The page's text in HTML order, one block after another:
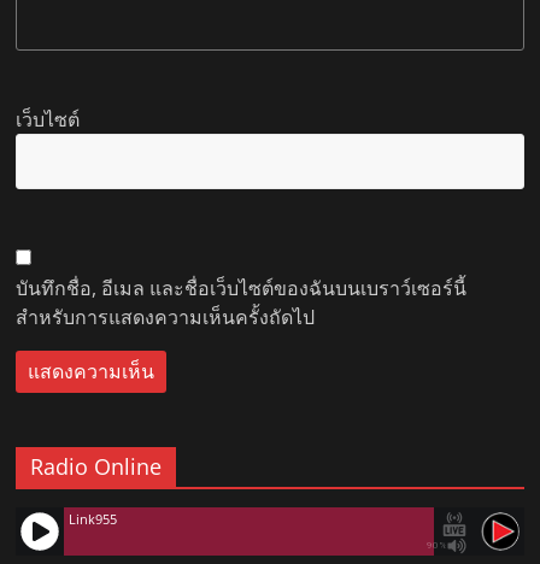
เว็บไซต์
บันทึกชื่อ, อีเมล และชื่อเว็บไซต์ของฉันบนเบราว์เซอร์นี้
สำหรับการแสดงความเห็นครั้งถัดไป
Radio Online
90%
Link955